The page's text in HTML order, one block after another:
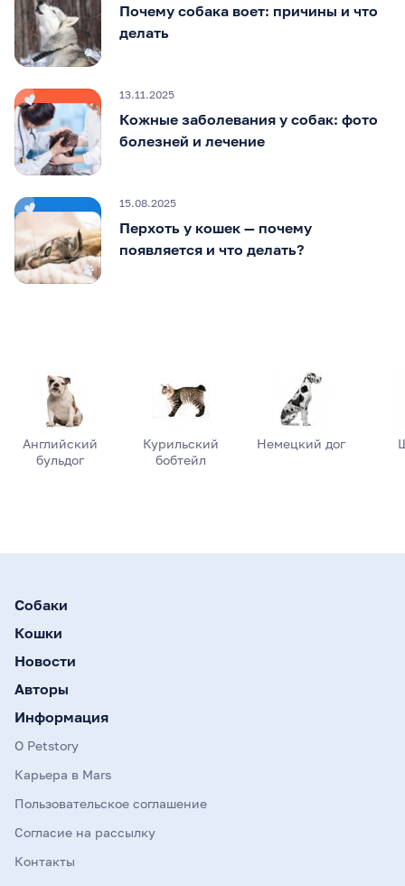
Почему собака воет: причины и что
делать
13.11.2025
Кожные заболевания у собак: фото
болезней и лечение
15.08.2025
Перхоть у кошек — почему
появляется и что делать?
Английский
бульдог
Курильский
бобтейл
Немецкий дог
Собаки
Кошки
Новости
Авторы
Информация
О Petstory
Карьера в Mars
Пользовательское соглашение
Согласие на рассылку
Контакты